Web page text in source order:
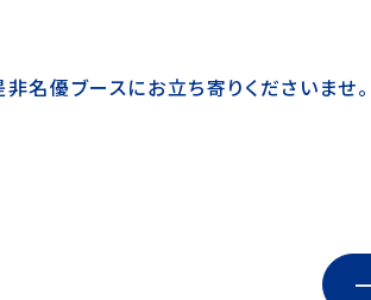
名優ブースにお立ち寄りくださいませ。